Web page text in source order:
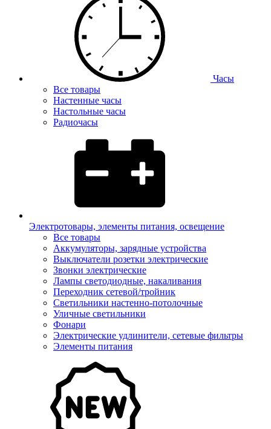
Часы
Все товары
Настенные часы
Настольные часы
Радиочасы
Электротовары, элементы питания, освещение
Все товары
Аккумуляторы, зарядные устройства
Выключатели розетки электрические
Звонки электрические
Лампы светодиодные, накаливания
Переходник сетевой/тройник
Светильники настенно-потолочные
Уличные светильники
Фонари
Электрические удлинители, сетевые фильтры
Элементы питания